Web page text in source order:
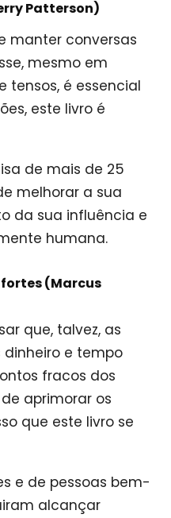
Patterson)
manter conversas
mesmo em
tensos, é essencial
este livro é
de mais de 25
melhorar a sua
da sua influência e
humana.
fortes (Marcus
que, talvez, as
e tempo
fracos dos
aprimorar os
que este livro se
e de pessoas bem-
alcançar